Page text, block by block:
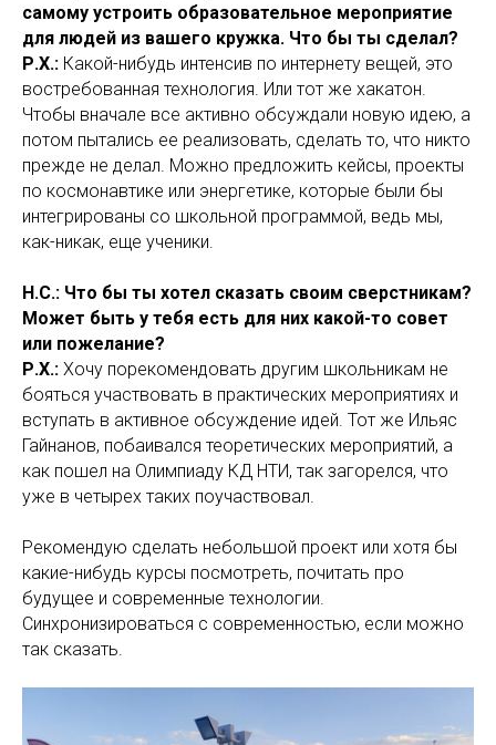
самому устроить образовательное мероприятие
для людей из вашего кружка. Что бы ты сделал?
Р.Х.: Какой-нибудь интенсив по интернету вещей, это
востребованная технология. Или тот же хакатон.
Чтобы вначале все активно обсуждали новую идею, а
потом пытались ее реализовать, сделать то, что никто
прежде не делал. Можно предложить кейсы, проекты
по космонавтике или энергетике, которые были бы
интегрированы со школьной программой, ведь мы,
как-никак, еще ученики.
Н.С.: Что бы ты хотел сказать своим сверстникам?
Может быть у тебя есть для них какой-то совет
или пожелание?
Р.Х.: Хочу порекомендовать другим школьникам не
бояться участвовать в практических мероприятиях и
вступать в активное обсуждение идей. Тот же Ильяс
Гайнанов, побаивался теоретических мероприятий, а
как пошел на Олимпиаду КД НТИ, так загорелся, что
уже в четырех таких поучаствовал.
Рекомендую сделать небольшой проект или хотя бы
какие-нибудь курсы посмотреть, почитать про
будущее и современные технологии.
Синхронизироваться с современностью, если можно
так сказать.